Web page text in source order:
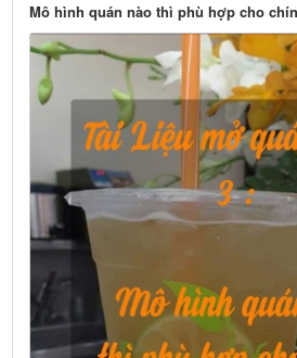
Mô hình quán nào thì phù hợp cho